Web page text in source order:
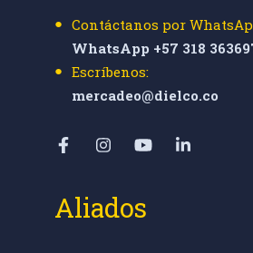
Contáctanos por
WhatsApp +57 318
Escríbenos:
mercadeo@dielco.co
Aliados